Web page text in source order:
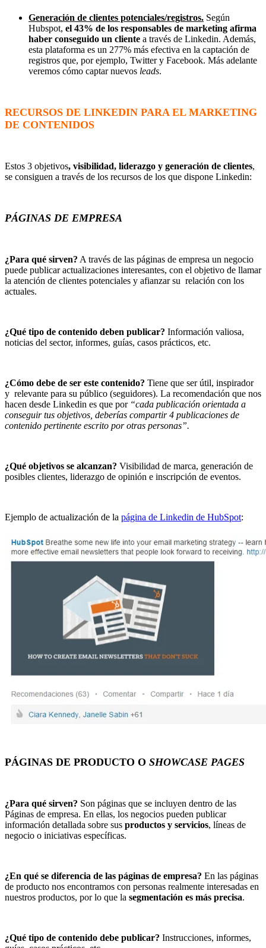
Generación de clientes potenciales/registros. Según
Hubspot, el 43% de los responsables de marketing afirma
haber conseguido un cliente a través de Linkedin. Además,
esta plataforma es un 277% más efectiva en la captación de
registros que, por ejemplo, Twitter y Facebook. Más adelante
veremos cómo captar nuevos leads.
RECURSOS DE LINKEDIN PARA EL MARKETING
DE CONTENIDOS
Estos 3 objetivos, visibilidad, liderazgo y generación de clientes,
se consiguen a través de los recursos de los que dispone Linkedin:
PÁGINAS DE EMPRESA
¿Para qué sirven? A través de las páginas de empresa un negocio
puede publicar actualizaciones interesantes, con el objetivo de llamar
la atención de clientes potenciales y afianzar su relación con los
actuales.
¿Qué tipo de contenido deben publicar? Información valiosa,
noticias del sector, informes, guías, casos prácticos, etc.
¿Cómo debe de ser este contenido? Tiene que ser útil, inspirador
y relevante para su público (seguidores). La recomendación que nos
hacen desde Linkedin es que por “cada publicación orientada a
conseguir tus objetivos, deberías compartir 4 publicaciones de
contenido pertinente escrito por otras personas”.
¿Qué objetivos se alcanzan? Visibilidad de marca, generación de
posibles clientes, liderazgo de opinión e inscripción de eventos.
Ejemplo de actualización de la página de Linkedin de HubSpot:
PÁGINAS DE PRODUCTO O SHOWCASE PAGES
¿Para qué sirven? Son páginas que se incluyen dentro de las
Páginas de empresa. En ellas, los negocios pueden publicar
información detallada sobre sus productos y servicios, líneas de
negocio o iniciativas específicas.
¿En qué se diferencia de las páginas de empresa? En las páginas
de producto nos encontramos con personas realmente interesadas en
nuestros productos, por lo que la segmentación es más precisa.
¿Qué tipo de contenido debe publicar? Instrucciones, informes,